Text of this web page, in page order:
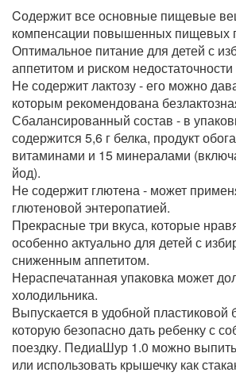
Cодержит все основные пищевые
компенсации повышенных пищевых
Оптимальное питание для детей с
аппетитом и риском
Не содержит лактозу - его можно
которым рекомендована
Сбалансированный состав - в
содержится 5,6 г белка, продукт
витаминами и 15 минералами
йод).
Не содержит глютена - может
глютеновой энтеропатией.
Прекрасные три вкуса, которые
особенно актуально для детей с
сниженным аппетитом.
Нераспечатанная упаковка может
холодильника.
Выпускается в удобной пластиковой
которую безопасно дать ребенку с
поездку. ПедиаШур 1.0 можно выпить
или использовать крышечку как